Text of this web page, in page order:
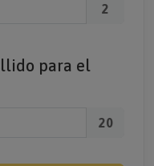
2
para el
20